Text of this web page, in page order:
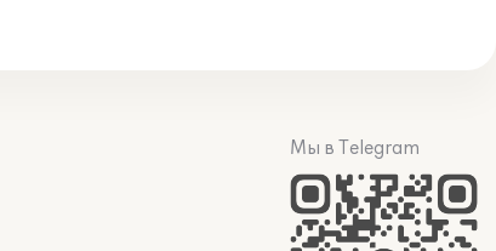
Мы в Telegram